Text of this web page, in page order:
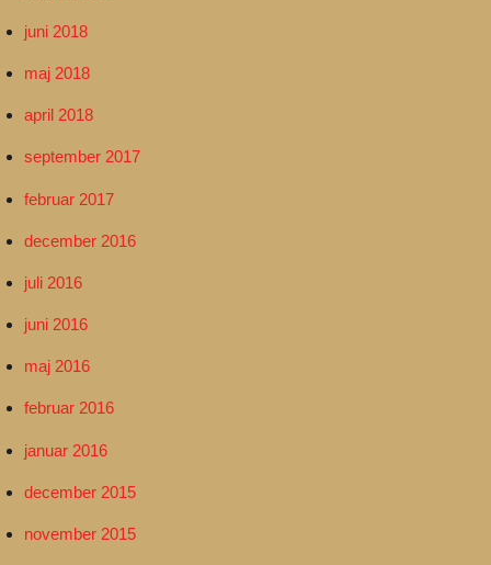
juni 2018
maj 2018
april 2018
september 2017
februar 2017
december 2016
juli 2016
juni 2016
maj 2016
februar 2016
januar 2016
december 2015
november 2015